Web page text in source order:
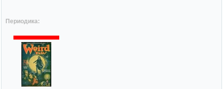
Периодика: